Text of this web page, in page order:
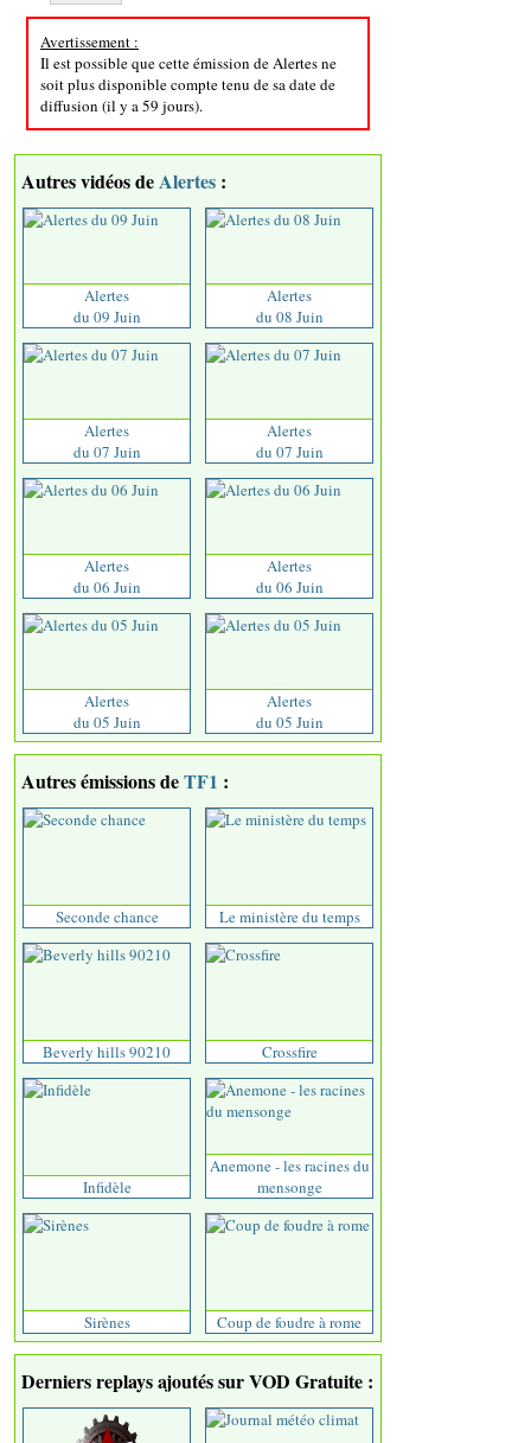
Avertissement :
Il est possible que cette émission de Alertes ne
soit plus disponible compte tenu de sa date de
diffusion (il y a 59 jours).
Autres vidéos deAlertes :
Alertes
du 09 Juin
Alertes
du 08 Juin
Alertes
du 07 Juin
Alertes
du 07 Juin
Alertes
du 06 Juin
Alertes
du 06 Juin
Alertes
du 05 Juin
Alertes
du 05 Juin
Autres émissions deTF1 :
Seconde chance Le ministère du temps
Beverly hills 90210 Crossfire
Infidèle
Anemone - les racines du
mensonge
Sirènes Coup de foudre à rome
Derniers replays ajoutés sur VOD Gratuite :